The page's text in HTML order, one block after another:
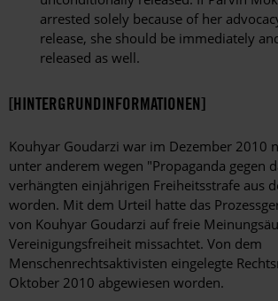
arrested solely because of her
release, she should be immediately
released as well.
[HINTERGRUNDINFORMATIONEN]
Kouhyar Goudarzi war im Dezember 2010
unter anderem wegen "Propaganda gegen
verhängten einjährigen Freiheitsstrafe aus
worden. Mit dem Urteil hatte das
von Kouhyar Goudarzi auf freie
Vereinigungsfreiheit missachtet. Von dem
Menschenrechtsaktivisten eingelegte
Oktober 2010 abgewiesen worden.